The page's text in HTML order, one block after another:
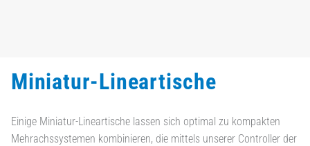
Miniatur-Lineartische
Einige Miniatur-Lineartische lassen sich optimal zu kompakten
Mehrachssystemen kombinieren, die mittels unserer Controller der